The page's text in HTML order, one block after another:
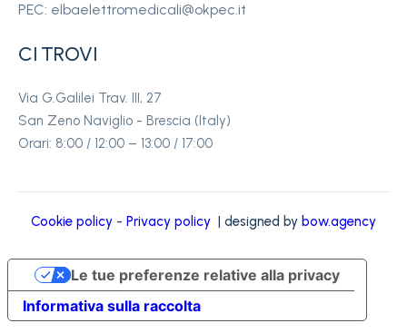
PEC: elbaelettromedicali@okpec.it
CI TROVI
Via G.Galilei Trav. III, 27
San Zeno Naviglio - Brescia (Italy)
Orari: 8:00 / 12:00 – 13:00 / 17:00
Cookie policy - Privacy policy | designed by bow.agency
Informativa sulla raccolta
Le tue preferenze relative alla privacy